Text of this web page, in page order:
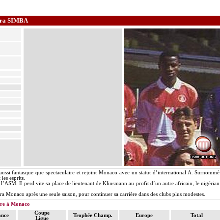
SIMBA
fantasque que spectaculaire et rejoint Monaco avec un statut d’international A. Surnommé
esprits.
Il perd vite sa place de lieutenant de Klinsmann au profit d’un autre africain, le nigérian
après une seule saison, pour continuer sa carrière dans des clubs plus modestes.
à Monaco
Coupe
Ligue
Trophée Champ. Europe
Total